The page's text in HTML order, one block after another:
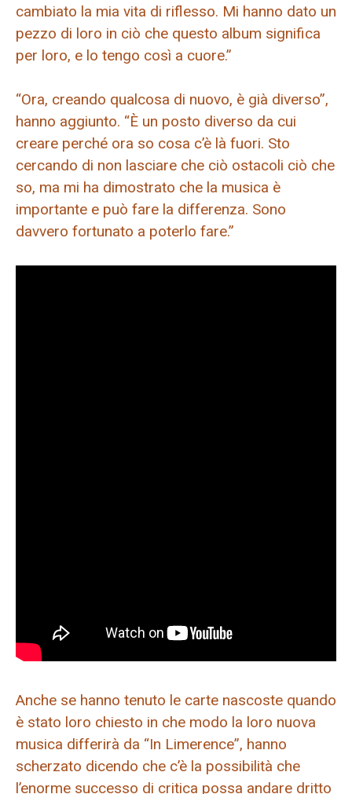
cambiato la mia vita di riflesso. Mi hanno dato un
pezzo di loro in ciò che questo album significa
per loro, e lo tengo così a cuore.”
“Ora, creando qualcosa di nuovo, è già diverso”,
hanno aggiunto. “È un posto diverso da cui
creare perché ora so cosa c’è là fuori. Sto
cercando di non lasciare che ciò ostacoli ciò che
so, ma mi ha dimostrato che la musica è
importante e può fare la differenza. Sono
davvero fortunato a poterlo fare.”
Anche se hanno tenuto le carte nascoste quando
è stato loro chiesto in che modo la loro nuova
musica differirà da “In Limerence”, hanno
scherzato dicendo che c’è la possibilità che
l’enorme successo di critica possa andare dritto